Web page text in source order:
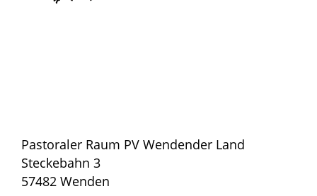
Pastoraler Raum PV Wendender Land
Steckebahn 3
57482 Wenden